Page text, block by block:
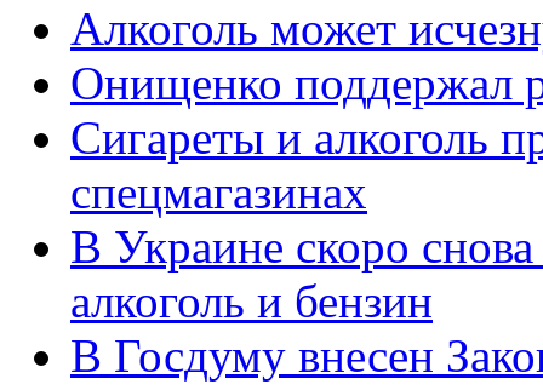
Алкоголь может
Онищенко поддержал
Сигареты и алкоголь
спецмагазинах
В Украине скоро
алкоголь и бензин
В Госдуму внесен